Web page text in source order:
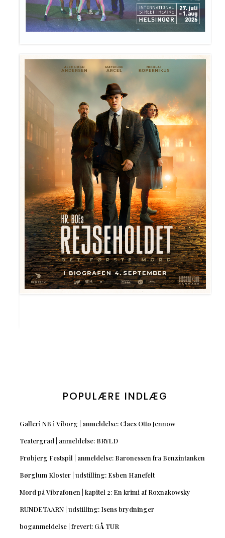
POPULÆRE INDLÆG
Galleri NB i Viborg | anmeldelse: Claes Otto Jennow
Teatergrad | anmeldelse: BRYLD
Frøbjerg Festspil | anmeldelse: Baronessen fra Benzintanken
Børglum Kloster | udstilling: Esben Hanefelt
Mord på Vibrafonen | kapitel 2: En krimi af Roxnakowsky
RUNDETAARN | udstilling: Isens brydninger
boganmeldelse | frevert: GÅ TUR